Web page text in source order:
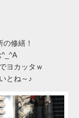
修繕！
ヨカッタｗ
とね～♪